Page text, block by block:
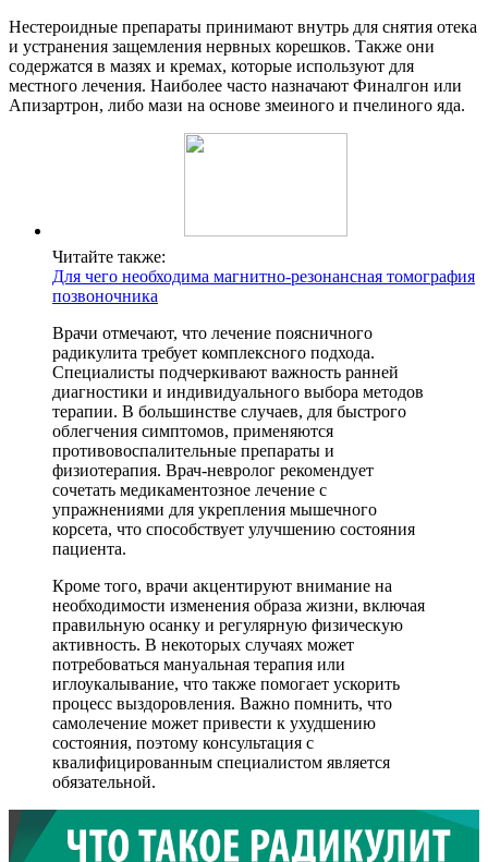
Нестероидные препараты принимают внутрь для снятия отека
и устранения защемления нервных корешков. Также они
содержатся в мазях и кремах, которые используют для
местного лечения. Наиболее часто назначают Финалгон или
Апизартрон, либо мази на основе змеиного и пчелиного яда.
Читайте также:
Для чего необходима магнитно-резонансная томография
позвоночника
Врачи отмечают, что лечение поясничного
радикулита требует комплексного подхода.
Специалисты подчеркивают важность ранней
диагностики и индивидуального выбора методов
терапии. В большинстве случаев, для быстрого
облегчения симптомов, применяются
противовоспалительные препараты и
физиотерапия. Врач-невролог рекомендует
сочетать медикаментозное лечение с
упражнениями для укрепления мышечного
корсета, что способствует улучшению состояния
пациента.
Кроме того, врачи акцентируют внимание на
необходимости изменения образа жизни, включая
правильную осанку и регулярную физическую
активность. В некоторых случаях может
потребоваться мануальная терапия или
иглоукалывание, что также помогает ускорить
процесс выздоровления. Важно помнить, что
самолечение может привести к ухудшению
состояния, поэтому консультация с
квалифицированным специалистом является
обязательной.